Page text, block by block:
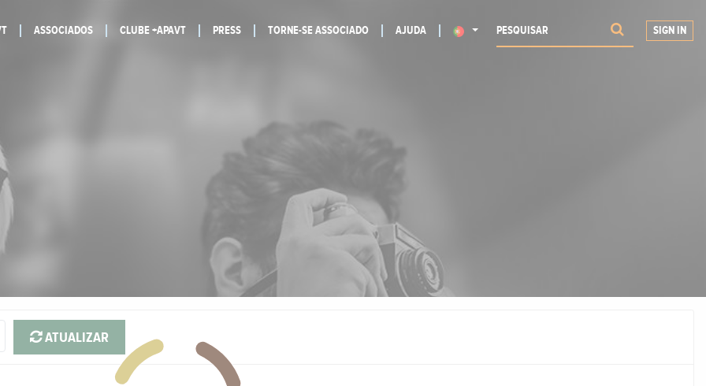
ASSOCIADOS CLUBE +APAVT PRESS TORNE-SE ASSOCIADO AJUDA SIGN IN
ATUALIZAR